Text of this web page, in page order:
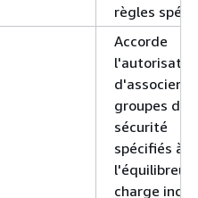
règles
Accorde
d'associer
groupes de
sécurité
spécifiés à
l'équilibreur
charge